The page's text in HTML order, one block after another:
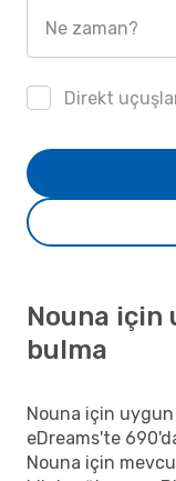
Ne zaman?
Direkt
Nouna için
bulma
Nouna için
eDreams'te
Nouna için